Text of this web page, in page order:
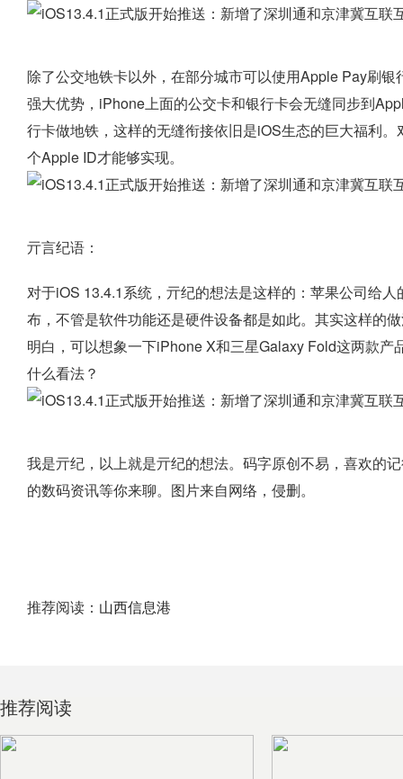
除了公交地铁卡以外，在部分城市可以使用Apple Pay刷
强大优势，iPhone上面的公交卡和银行卡会无缝同步到
行卡做地铁，这样的无缝衔接依旧是iOS生态的巨大福利
个Apple ID才能够实现。
亓言纪语：
对于iOS 13.4.1系统，亓纪的想法是这样的：苹果公司给
布，不管是软件功能还是硬件设备都是如此。其实这样的
明白，可以想象一下iPhone X和三星Galaxy Fold这两款
什么看法？
我是亓纪，以上就是亓纪的想法。码字原创不易，喜欢的
的数码资讯等你来聊。图片来自网络，侵删。
推荐阅读： 山西信息港
推荐阅读